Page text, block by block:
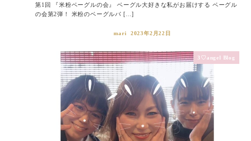
第1回 『米粉ベーグルの会』 ベーグル大好きな私がお届けする ベーグル
の会第2弾！ 米粉のベーグルバ […]
mari 2023年2月22日
3♡angel Blog